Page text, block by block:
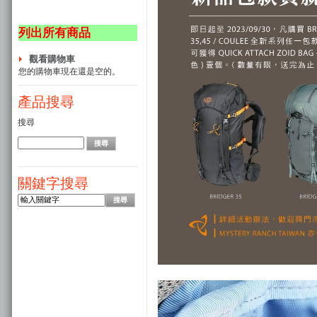
列出所有商品
觀看購物車
您的購物車現在還是空的。
產品搜尋
搜尋
關鍵字搜尋